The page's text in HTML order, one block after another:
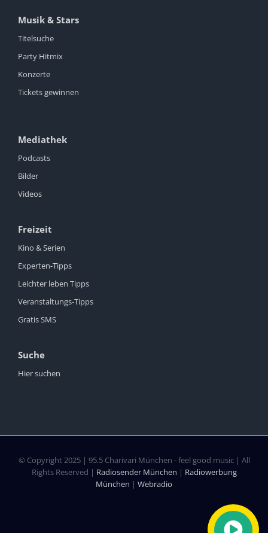
Musik & Stars
Titelsuche
Party Hitmix
Konzerte
Tickets gewinnen
Mediathek
Podcasts
Bilder
Videos
Freizeit
Kino & Serien
Experten-Tipps
Leichter leben Tipps
Veranstaltungs-Tipps
Gratis SMS
Suche
Hier suchen
© Copyright 2025 | 95.5 Charivari München - feel good music | All
Rights Reserved | Radiosender München | Radiowerbung
München | Webradio